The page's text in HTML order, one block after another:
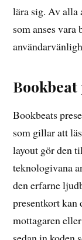
lära sig. Av alla
som anses vara
Bookbeats
som gillar att
layout gör den
teknologivana
den erfarne
presentkort
mottagaren